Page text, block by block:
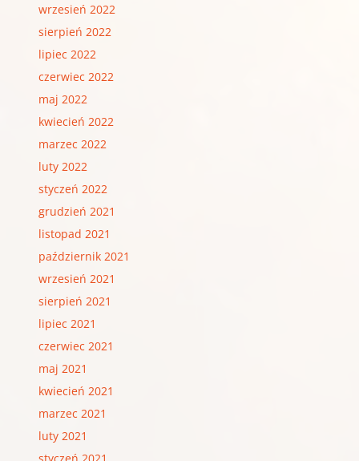
wrzesień 2022
sierpień 2022
lipiec 2022
czerwiec 2022
maj 2022
kwiecień 2022
marzec 2022
luty 2022
styczeń 2022
grudzień 2021
listopad 2021
październik 2021
wrzesień 2021
sierpień 2021
lipiec 2021
czerwiec 2021
maj 2021
kwiecień 2021
marzec 2021
luty 2021